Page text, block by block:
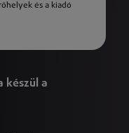
és a kiadó
készül a